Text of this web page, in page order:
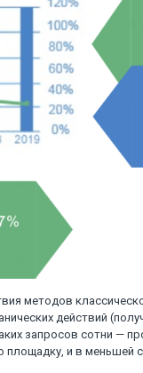
методов
действий
запросов сотни —
площадку, и в меньшей